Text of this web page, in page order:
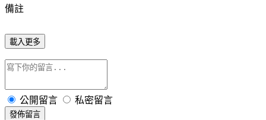
備註
載入更多
公開留言 私密留言
發佈留言